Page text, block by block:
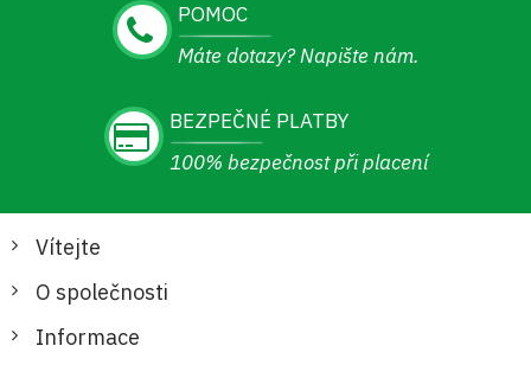
POMOC
Máte dotazy? Napište nám.
BEZPEČNÉ PLATBY
100% bezpečnost při placení
Vítejte
O společnosti
Informace